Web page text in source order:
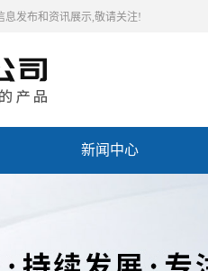
息发布和资讯展示,敬请关注!
新闻中心